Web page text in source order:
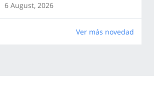
6 August, 2026
Ver más novedad